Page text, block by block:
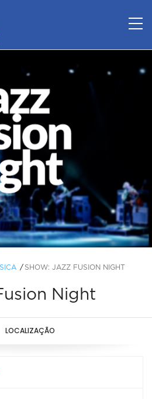
SHOW: JAZZ FUSION NIGHT
Night
LOCALIZAÇÃO